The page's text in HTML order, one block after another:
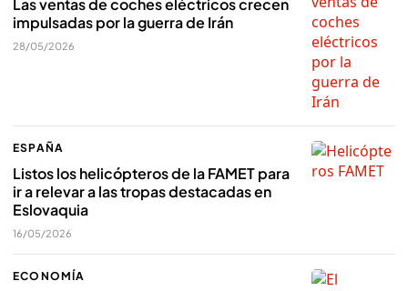
Las ventas de coches eléctricos crecen
impulsadas por la guerra de Irán
28/05/2026
ESPAÑA
Listos los helicópteros de la FAMET para
ir a relevar a las tropas destacadas en
Eslovaquia
16/05/2026
ECONOMÍA